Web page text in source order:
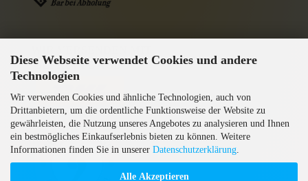
Diese Webseite verwendet Cookies und andere
Technologien
Wir verwenden Cookies und ähnliche Technologien, auch von
Drittanbietern, um die ordentliche Funktionsweise der Website zu
gewährleisten, die Nutzung unseres Angebotes zu analysieren und Ihnen
ein bestmögliches Einkaufserlebnis bieten zu können. Weitere
Informationen finden Sie in unserer Datenschutzerklärung
Alle Akzeptieren
GEPRÜFTE AGB